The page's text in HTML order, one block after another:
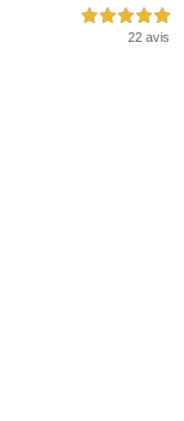
5,0 étoiles sur 5
22 avis